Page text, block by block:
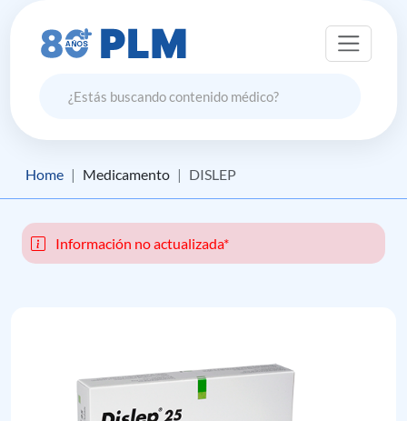
Home Medicamento DISLEP
Información no actualizada*